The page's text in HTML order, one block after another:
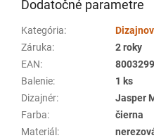
Dodatočné parametre
Kategória:
Záruka:
2 roky
EAN:
Balenie:
1 ks
Dizajnér:
Jasper
Farba:
čierna
Materiál :